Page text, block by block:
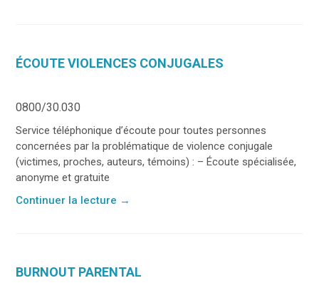
ÉCOUTE VIOLENCES CONJUGALES
0800/30.030
Service téléphonique d’écoute pour toutes personnes
concernées par la problématique de violence conjugale
(victimes, proches, auteurs, témoins) : – Écoute spécialisée,
anonyme et gratuite
Continuer la lecture →
BURNOUT PARENTAL